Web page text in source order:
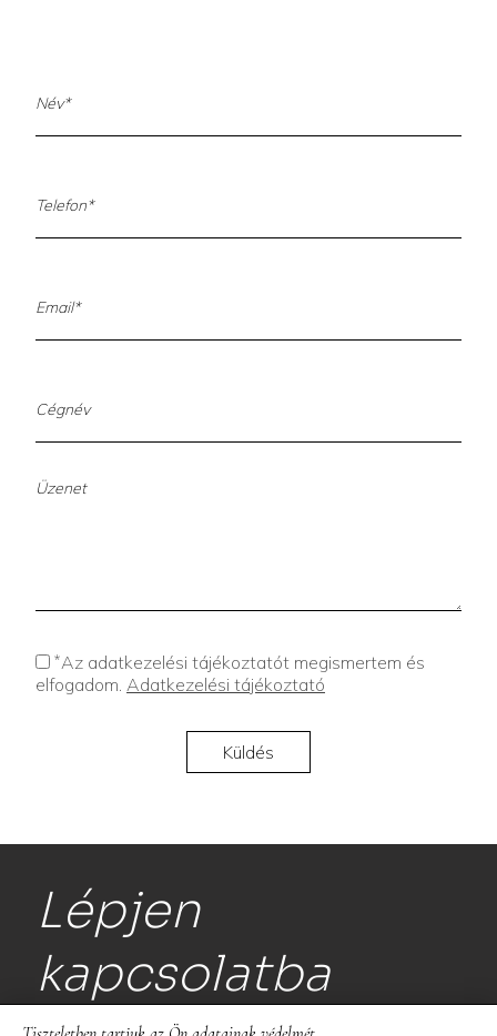
*Az adatkezelési tájékoztatót megismertem és
elfogadom. Adatkezelési tájékoztató
Lépjen
kapcsolatba